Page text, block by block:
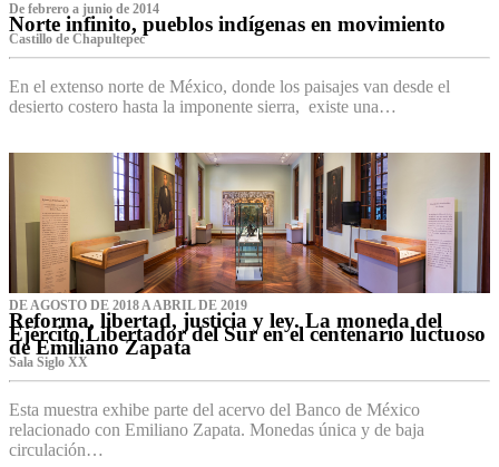
De febrero a junio de 2014
Norte infinito, pueblos indígenas en movimiento
Castillo de Chapultepec
En el extenso norte de México, donde los paisajes van desde el
desierto costero hasta la imponente sierra, existe una…
DE AGOSTO DE 2018 A ABRIL DE 2019
Reforma, libertad, justicia y ley. La moneda del
Ejército Libertador del Sur en el centenario luctuoso
de Emiliano Zapata
Sala Siglo XX
Esta muestra exhibe parte del acervo del Banco de México
relacionado con Emiliano Zapata. Monedas única y de baja
circulación…